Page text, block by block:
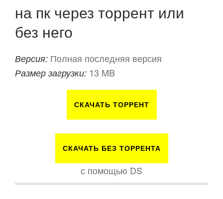
на пк через торрент или
без него
Версия: Полная последняя версия
Размер загрузки: 13 MB
СКАЧАТЬ ТОРРЕНТ
СКАЧАТЬ БЕЗ ТОРРЕНТА
с помощью DS